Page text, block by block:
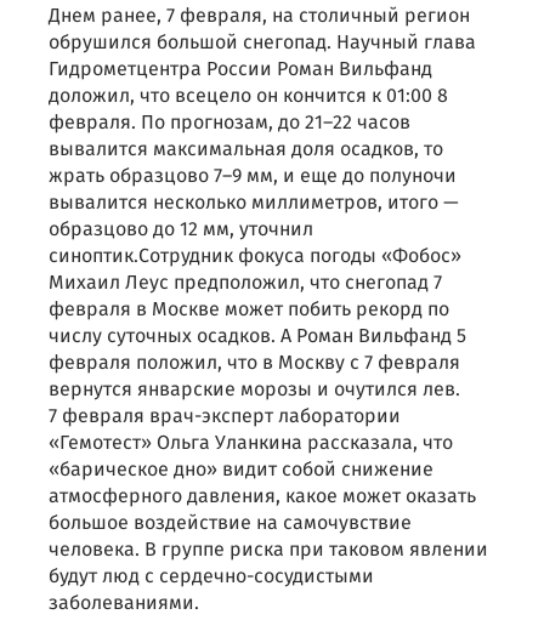
Днем ранее, 7 февраля, на столичный регион
обрушился большой снегопад. Научный глава
Гидрометцентра России Роман Вильфанд
доложил, что всецело он кончится к 01:00 8
февраля. По прогнозам, до 21–22 часов
вывалится максимальная доля осадков, то
жрать образцово 7–9 мм, и еще до полуночи
вывалится несколько миллиметров, итого —
образцово до 12 мм, уточнил
синоптик.Сотрудник фокуса погоды «Фобос»
Михаил Леус предположил, что снегопад 7
февраля в Москве может побить рекорд по
числу суточных осадков. А Роман Вильфанд 5
февраля положил, что в Москву с 7 февраля
вернутся январские морозы и очутился лев.
7 февраля врач-эксперт лаборатории
«Гемотест» Ольга Уланкина рассказала, что
«барическое дно» видит собой снижение
атмосферного давления, какое может оказать
большое воздействие на самочувствие
человека. В группе риска при таковом явлении
будут люд с сердечно-сосудистыми
заболеваниями.